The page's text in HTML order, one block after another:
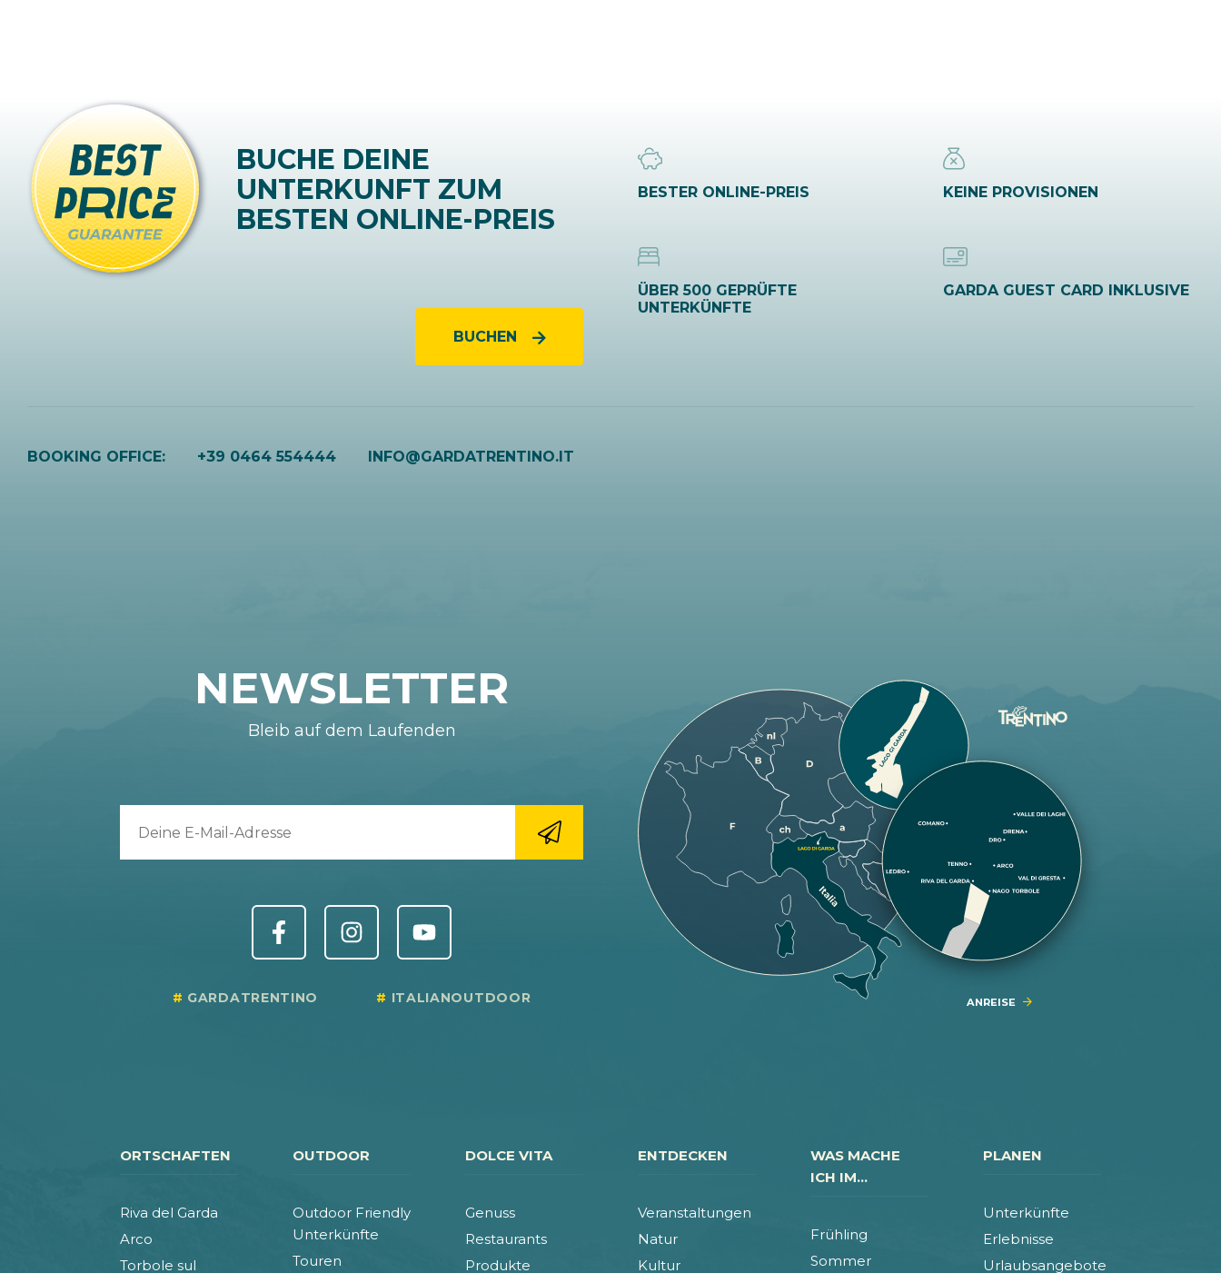
BUCHE DEINE
UNTERKUNFT ZUM
BESTEN ONLINE-PREIS
BUCHEN
BESTER ONLINE-PREIS KEINE PROVISIONEN
ÜBER 500 GEPRÜFTE
UNTERKÜNFTE
GARDA GUEST CARD INKLUSIVE
BOOKING OFFICE: +39 0464 554444 INFO@GARDATRENTINO.IT
ANREISE
NEWSLETTER
Bleib auf dem Laufenden
GARDATRENTINO ITALIANOUTDOOR
ORTSCHAFTEN
Riva del Garda
Arco
Torbole sul
OUTDOOR
Outdoor Friendly
Unterkünfte
Touren
DOLCE VITA
Genuss
Restaurants
Produkte
ENTDECKEN
Veranstaltungen
Natur
Kultur
WAS MACHE
ICH IM...
Frühling
Sommer
PLANEN
Unterkünfte
Erlebnisse
Urlaubsangebote